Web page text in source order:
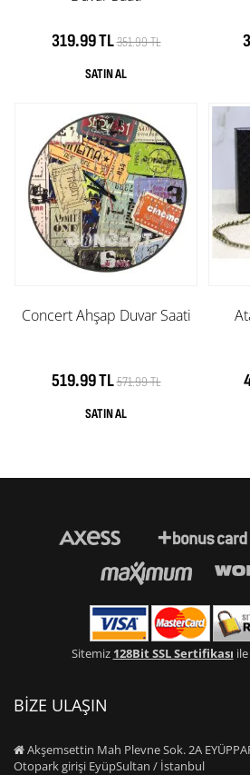
319.99 TL351.99 TL
Concert Ahşap Duvar Saati
519.99 TL571.99 TL
Sitemiz 128Bit SSL Sertifikası
BİZE ULAŞIN
Akşemsettin Mah Plevne Sok. 2A
Otopark girişi EyüpSultan / İstanbul